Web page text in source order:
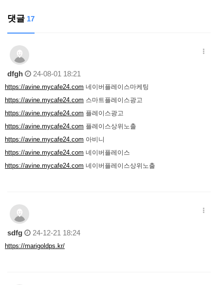
댓글 17
dfgh 24-08-01 18:21
https://avine.mycafe24.com 네이버플레이스마케팅
https://avine.mycafe24.com 스마트플레이스광고
https://avine.mycafe24.com 플레이스광고
https://avine.mycafe24.com 플레이스상위노출
https://avine.mycafe24.com 아비니
https://avine.mycafe24.com 네이버플레이스
https://avine.mycafe24.com 네이버플레이스상위노출
sdfg 24-12-21 18:24
https://marigoldps.kr/